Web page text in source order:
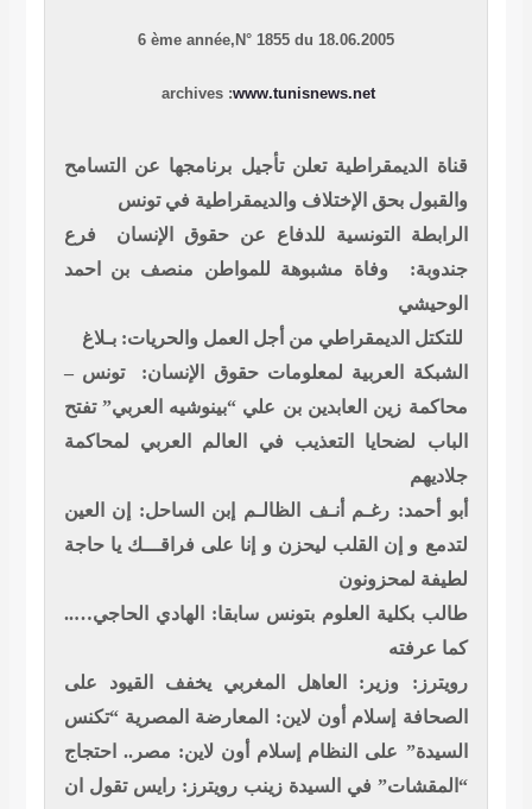
6 ème année, N° 1855 du 18.06.2005
archives :www.tunisnews.net
قناة الديمقراطية تعلن تأجيل برنامجها عن التسامح
والقبول بحق الإختلاف والديمقراطية في تونس
الرابطة التونسية للدفاع عن حقوق الإنسان فرع
جندوبة: وفاة مشبوهة للمواطن منصف بن احمد
الوحيشي
للتكتل الديمقراطي من أجل العمل والحريات: بـلاغ
الشبكة العربية لمعلومات حقوق الإنسان: تونس –
محاكمة زين العابدين بن علي “بينوشيه العربي” تفتح
الباب لضحايا التعذيب في العالم العربي لمحاكمة
جلاديهم
أبو أحمد: رغـم أنـف الظالـم
إبن الساحل: إن العين
لتدمع و إن القلب ليحزن و إنا على فراقـــك يا حاجة
لطيفة لمحزونون
طالب بكلية العلوم بتونس سابقا: الهادي الحاجي…..
كما عرفته
رويترز: وزير: العاهل المغربي يخفف القيود على
الصحافة
إسلام أون لاين: المعارضة المصرية “تكنس
السيدة” على النظام
إسلام أون لاين: مصر.. احتجاج
“المقشات” في السيدة زينبرويترز: رايس تقول ان